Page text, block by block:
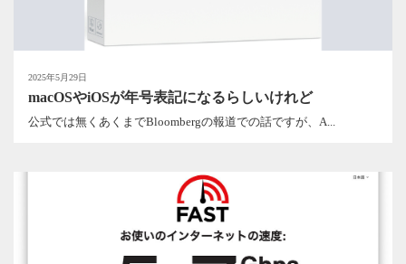
2025年5月29日
macOSやiOSが年号表記になるらしいけれど
公式では無くあくまでBloombergの報道での話ですが、A...